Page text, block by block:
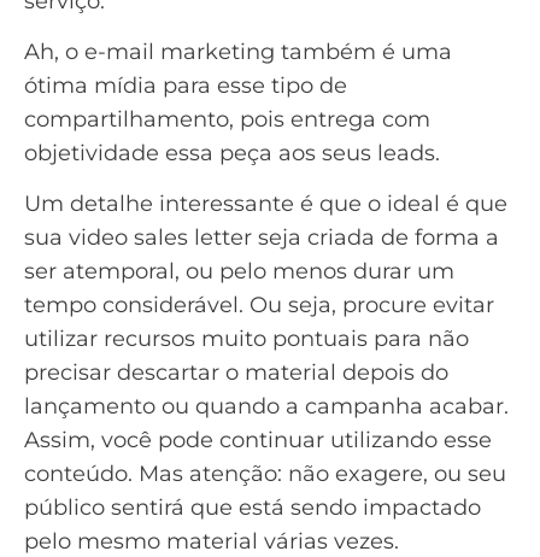
Ah, o e-mail marketing também é uma
ótima mídia para esse tipo de
compartilhamento, pois entrega com
objetividade essa peça aos seus leads.
Um detalhe interessante é que o ideal é que
sua video sales letter seja criada de forma a
ser atemporal, ou pelo menos durar um
tempo considerável. Ou seja, procure evitar
utilizar recursos muito pontuais para não
precisar descartar o material depois do
lançamento ou quando a campanha acabar.
Assim, você pode continuar utilizando esse
conteúdo. Mas atenção: não exagere, ou seu
público sentirá que está sendo impactado
pelo mesmo material várias vezes.